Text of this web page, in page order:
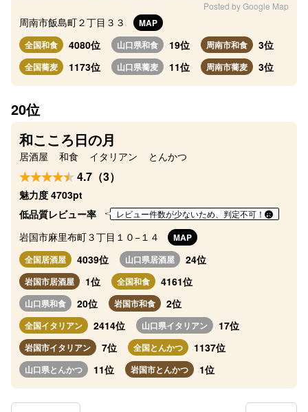
Posted by Google Map
周南市飯島町２丁目３３
MAP
全国和食
4080位 山口県和食 19位 周南市和食 3位
全国蕎麦 1173位 山口県蕎麦 11位 周南市蕎麦 3位
20位
和こころ日の月
居酒屋 和食 イタリアン とんかつ
4.7（3）
魅力度 4703pt
低品質レビュー率
レビュー件数が少ないため、判定不可！
岩国市麻里布町３丁目１０−１４
MAP
全国居酒屋
4039位 山口県居酒屋 24位
岩国市居酒屋 1位 全国和食 4161位
山口県和食 20位 岩国市和食 2位
全国イタリアン 2414位 山口県イタリアン 17位
岩国市イタリアン 7位 全国とんかつ 1137位
山口県とんかつ 11位 岩国市とんかつ 1位